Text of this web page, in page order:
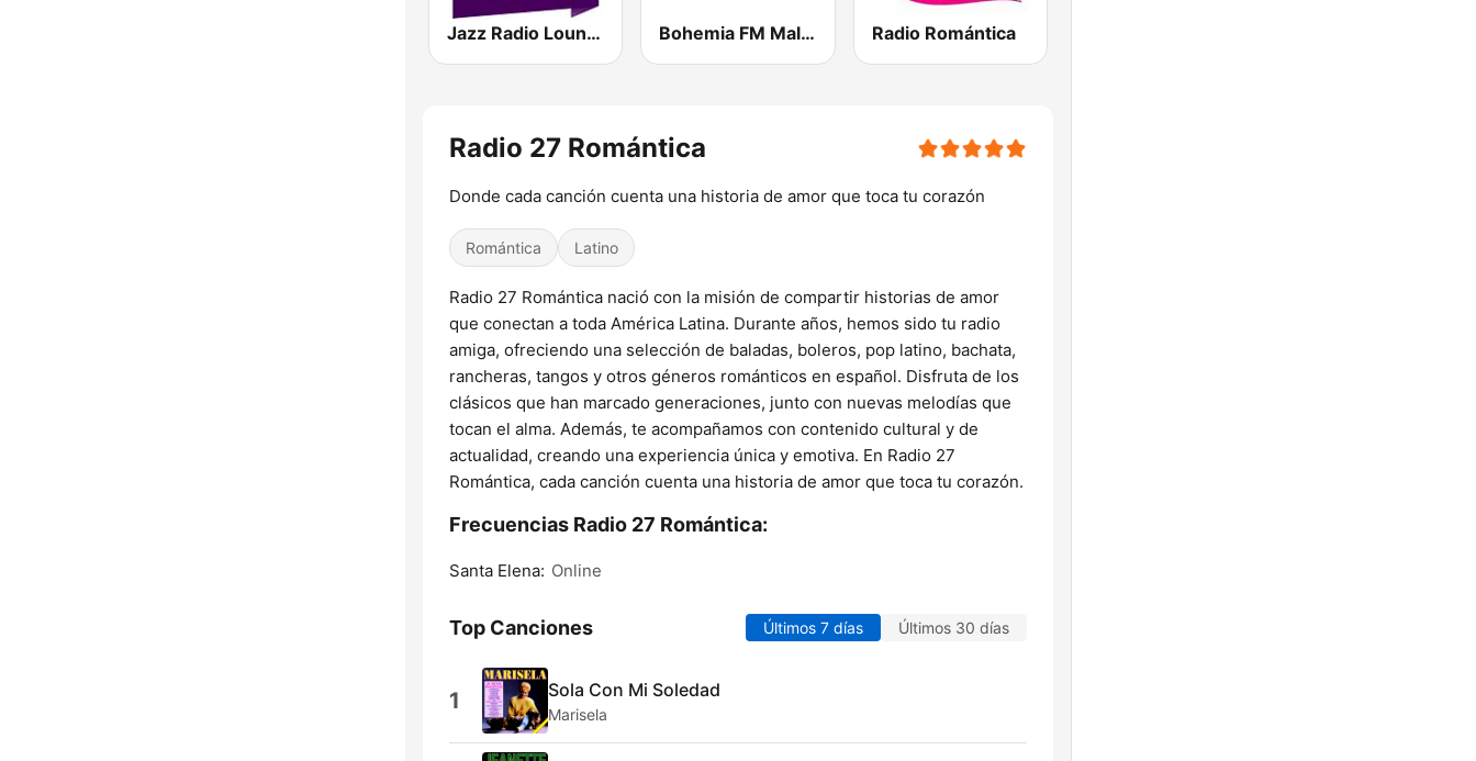
Jazz Radio Lounge Bohemia FM Mallorca Radio Romántica
Radio 27 Romántica
Donde cada canción cuenta una historia de amor que toca tu corazón
Romántica Latino
Radio 27 Romántica nació con la misión de compartir historias de amor
que conectan a toda América Latina. Durante años, hemos sido tu radio
amiga, ofreciendo una selección de baladas, boleros, pop latino, bachata,
rancheras, tangos y otros géneros románticos en español. Disfruta de los
clásicos que han marcado generaciones, junto con nuevas melodías que
tocan el alma. Además, te acompañamos con contenido cultural y de
actualidad, creando una experiencia única y emotiva. En Radio 27
Romántica, cada canción cuenta una historia de amor que toca tu corazón.
Frecuencias Radio 27 Romántica:
Santa Elena: Online
Top Canciones Últimos 7 días Últimos 30 días
1 Sola Con Mi Soledad
Marisela